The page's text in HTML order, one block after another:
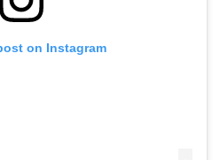
on Instagram